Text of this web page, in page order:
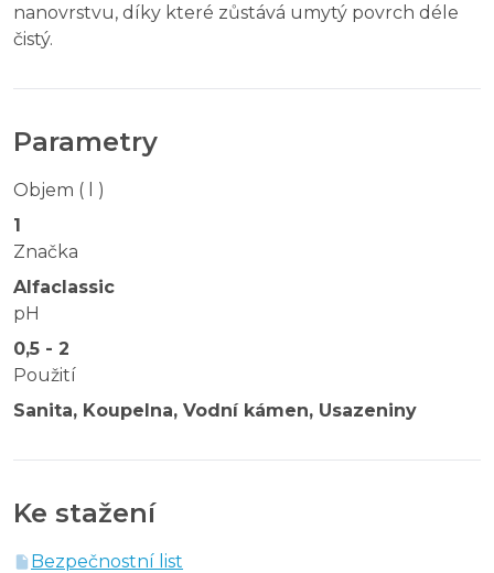
nanovrstvu, díky které zůstává umytý povrch déle
čistý.
Parametry
Objem ( l )
1
Značka
Alfaclassic
pH
0,5 - 2
Použití
Sanita, Koupelna, Vodní kámen, Usazeniny
Ke stažení
Bezpečnostní list